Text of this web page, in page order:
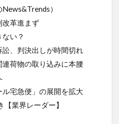
）
改革進まず
い？
、判決出しが時間切れ
連荷物の取り込みに本腰
ル宅急便」の展開を拡大
【業界レーダー】